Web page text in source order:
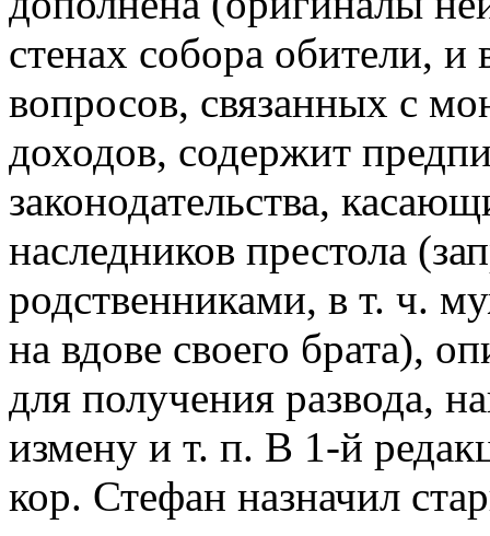
стенах собора обители,
вопросов, связанных с
доходов, содержит
законодательства,
наследников престола
родственниками, в т. ч.
на вдове своего брата),
для получения развода,
измену и т. п. В 1-й
кор. Стефан назначил